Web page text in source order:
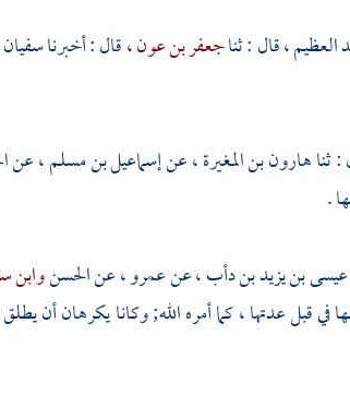
العظيم ،قال : ثناجعفر بن عون ،قال : أخبرنا
ثناهارون بن المغيرة ،عنإسماعيل بن مسلم ،عن
.
عيسى بن يزيد بن دأب ،عنعمرو ،عنالحسنوابن
قبل عدتها ، كما أمره الله; وكانا يكرهان أن